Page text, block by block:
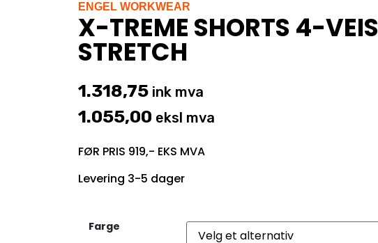
ENGEL WORKWEAR
X-TREME SHORTS 4-VEIS
STRETCH
1.318,75 ink mva
1.055,00 eksl mva
FØR PRIS 919,- EKS MVA
Levering 3-5 dager
Farge